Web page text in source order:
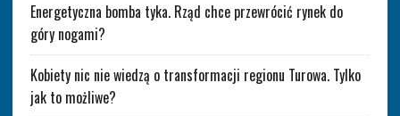
Energetyczna bomba tyka. Rząd chce przewrócić rynek do
góry nogami?
Kobiety nic nie wiedzą o transformacji regionu Turowa. Tylko
jak to możliwe?